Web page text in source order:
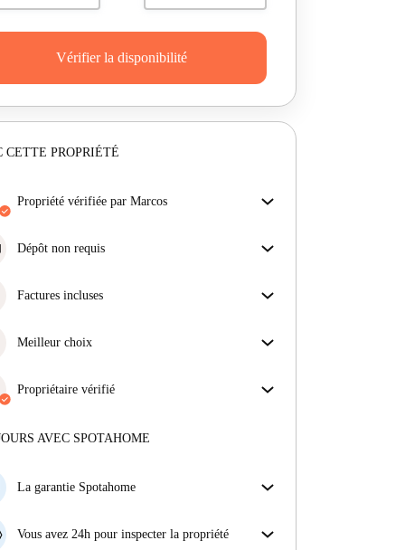
Vérifier la disponibilité
CETTE PROPRIÉTÉ
propriété vérifiée par Marcos
s'assurer que vous obtenez exactement ce que vous
En savoir plus sur la vérification
Dépôt non requis
d'emménagement sans dépôt.
Factures incluses
incluses, couvrant le loyer et les services pour une
Meilleur choix
fantastiques, des disponibilités et une qualité haut de
gamme.
Propriétaire vérifié
Plus d'informations sur ce propriétaire
AVEC SPOTAHOME
La garantie Spotahome
préavis, nous allons soit (A) vous payer une chambre
Vous avez 24h pour inspecter la propriété